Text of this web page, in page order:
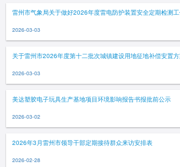
雷州市气象局关于做好2026年度雷电防护装置安全定期检测
2026-03-03
关于雷州市2026年度第十二批次城镇建设用地征地补偿安置
2026-03-03
美达塑胶电子玩具生产基地项目环境影响报告书报批前公示
2026-03-02
2026年3月雷州市领导干部定期接待群众来访安排表
2026-02-28